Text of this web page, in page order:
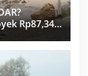
Rp87,34
dan